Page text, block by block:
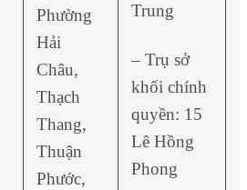
Phường
Hải
Châu,
Thạch
Thang,
Thuận
Phước,
Trung
– Trụ sở
khối chính
quyền: 15
Lê Hồng
Phong